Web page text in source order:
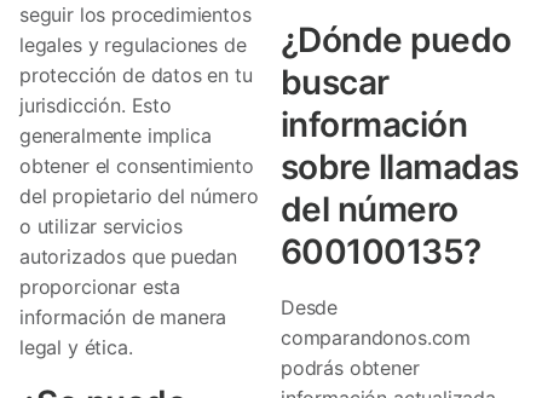
seguir los procedimientos
legales y regulaciones de
protección de datos en tu
jurisdicción. Esto
generalmente implica
obtener el consentimiento
del propietario del número
o utilizar servicios
autorizados que puedan
proporcionar esta
información de manera
legal y ética.
¿Dónde puedo
buscar
información
sobre llamadas
del número
600100135?
Desde
comparandonos.com
podrás obtener